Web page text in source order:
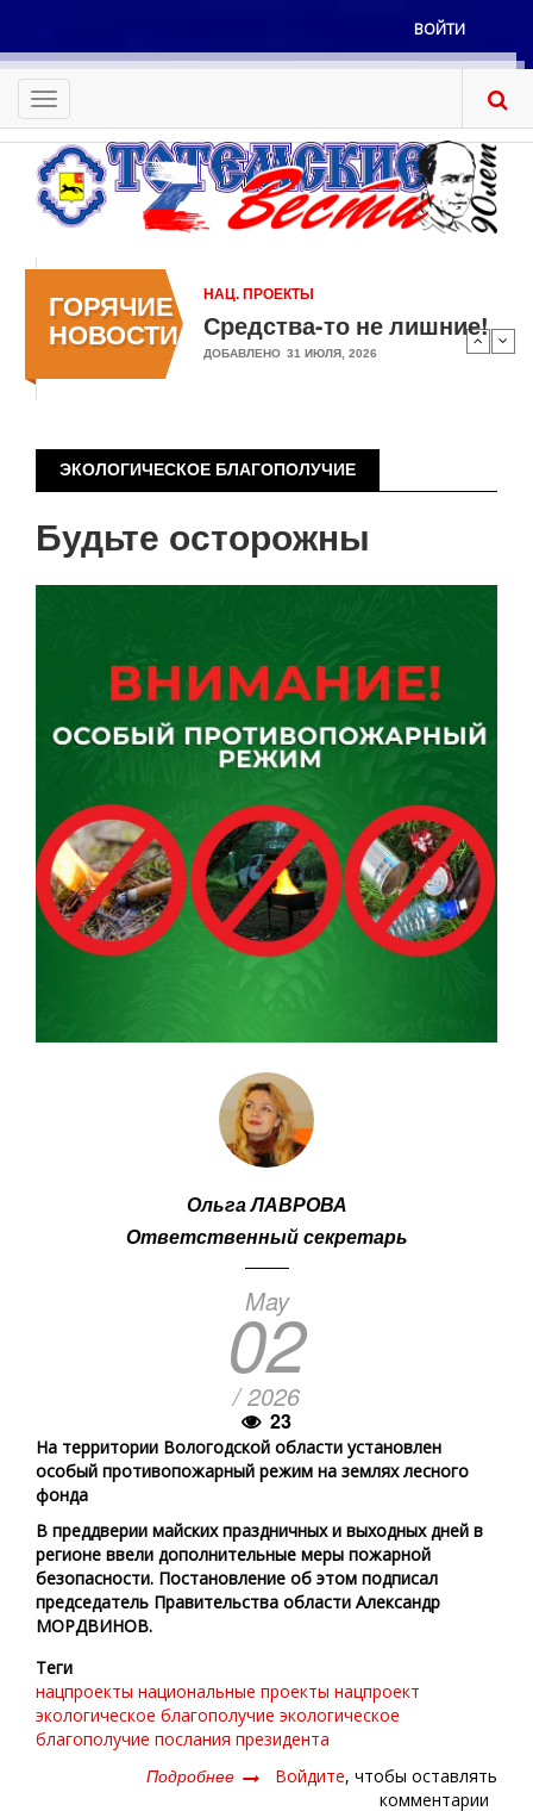
основному
содержанию
Меню
учётной
записи
пользователя
ВОЙТИ
Toggle
navigation
ГОРЯЧИЕ
НОВОСТИ
НАЦ. ПРОЕКТЫ
Средства-то не лишние!
ДОБАВЛЕНО 31 ИЮЛЯ, 2026
ЭКОЛОГИЧЕСКОЕ БЛАГОПОЛУЧИЕ
Будьте осторожны
Ольга ЛАВРОВА
Ответственный секретарь
May
02
/ 2026
23
На территории Вологодской области установлен
особый противопожарный режим на землях лесного
фонда
В преддверии майских праздничных и выходных дней в
регионе ввели дополнительные меры пожарной
безопасности. Постановление об этом подписал
председатель Правительства области Александр
МОРДВИНОВ.
Теги
нацпроекты национальные проекты нацпроект
экологическое благополучие экологическое
благополучие послания президента
Подробнее о
Войдите, чтобы оставлять
комментарии